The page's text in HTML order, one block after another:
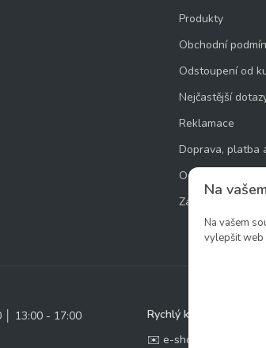
Na
Na vašem
vylepšit web
Produkty
Obchodní
Odstoupení od
Nejčastější
Reklamace
Doprava, platba
Ochrana
Zásady
│ 13:00 - 17:00
Rychlý kontakt:
✉️ e-